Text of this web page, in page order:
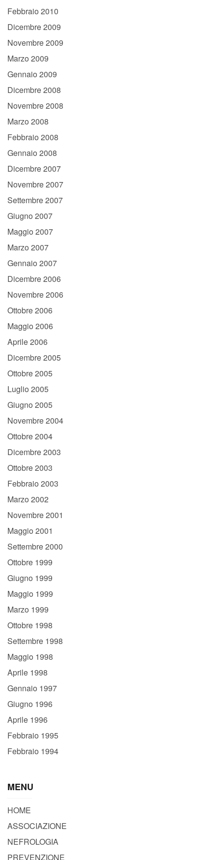
Febbraio 2010
Dicembre 2009
Novembre 2009
Marzo 2009
Gennaio 2009
Dicembre 2008
Novembre 2008
Marzo 2008
Febbraio 2008
Gennaio 2008
Dicembre 2007
Novembre 2007
Settembre 2007
Giugno 2007
Maggio 2007
Marzo 2007
Gennaio 2007
Dicembre 2006
Novembre 2006
Ottobre 2006
Maggio 2006
Aprile 2006
Dicembre 2005
Ottobre 2005
Luglio 2005
Giugno 2005
Novembre 2004
Ottobre 2004
Dicembre 2003
Ottobre 2003
Febbraio 2003
Marzo 2002
Novembre 2001
Maggio 2001
Settembre 2000
Ottobre 1999
Giugno 1999
Maggio 1999
Marzo 1999
Ottobre 1998
Settembre 1998
Maggio 1998
Aprile 1998
Gennaio 1997
Giugno 1996
Aprile 1996
Febbraio 1995
Febbraio 1994
MENU
HOME
ASSOCIAZIONE
NEFROLOGIA
PREVENZIONE